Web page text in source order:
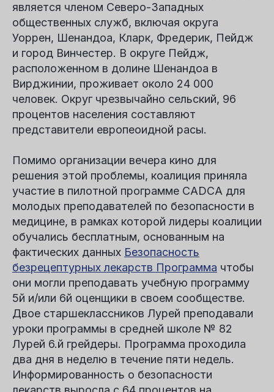
является членом Северо-Западных
общественных служб, включая округа
Уоррен, Шенандоа, Кларк, Фредерик, Пейдж
и город Винчестер. В округе Пейдж,
расположенном в долине Шенандоа в
Вирджинии, проживает около 24 000
человек. Округ чрезвычайно сельский, 96
процентов населения составляют
представители европеоидной расы.
Помимо организации вечера кино для
решения этой проблемы, коалиция приняла
участие в пилотной программе CADCA для
молодых преподавателей по безопасности в
медицине, в рамках которой лидеры коалиции
обучались бесплатным, основанным на
фактических данных Безопасность
безрецептурных лекарств Программа чтобы
они могли преподавать учебную программу
5й и/или 6й оценщики в своем сообществе.
Двое старшеклассников Лурей преподавали
уроки программы в средней школе № 82
Лурей 6.й грейдеры. Программа проходила
два дня в неделю в течение пяти недель.
Информированность о безопасности